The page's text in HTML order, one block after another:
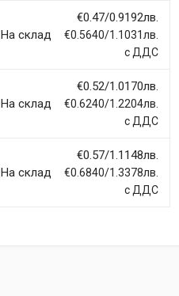
На склад
€0.47/0.9192лв.
€0.5640/1.1031лв.
с ДДС
На склад
€0.52/1.0170лв.
€0.6240/1.2204лв.
с ДДС
На склад
€0.57/1.1148лв.
€0.6840/1.3378лв.
с ДДС